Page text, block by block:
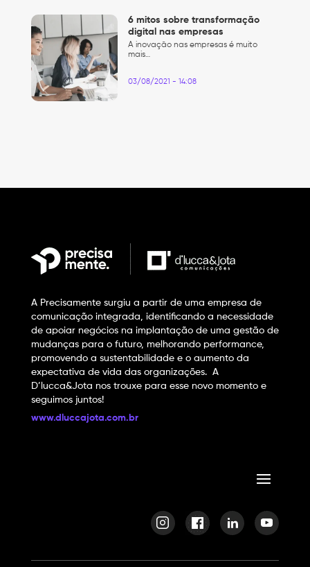
6 mitos sobre transformação
digital nas empresas
A inovação nas empresas é muito
mais…
03/08/2021 - 14:08
A Precisamente surgiu a partir de uma empresa de
comunicação integrada, identificando a necessidade
de apoiar negócios na implantação de uma gestão de
mudanças para o futuro, melhorando performance,
promovendo a sustentabilidade e o aumento da
expectativa de vida das organizações. A
D’lucca&Jota nos trouxe para esse novo momento e
seguimos juntos!
www.dluccajota.com.br